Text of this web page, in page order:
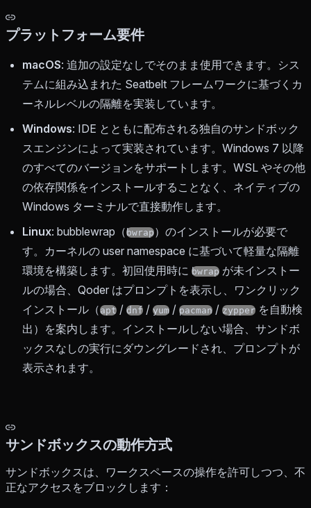
プラットフォーム要件
macOS: 追加の設定なしでそのまま使用できます。シス
テムに組み込まれた Seatbelt フレームワークに基づくカ
ーネルレベルの隔離を実装しています。
Windows: IDE とともに配布される独自のサンドボック
スエンジンによって実装されています。Windows 7 以降
のすべてのバージョンをサポートします。WSL やその他
の依存関係をインストールすることなく、ネイティブの
Windows ターミナルで直接動作します。
Linux: bubblewrap（bwrap）のインストールが必要で
す。カーネルの user namespace に基づいて軽量な隔離
環境を構築します。初回使用時に bwrap が未インストー
ルの場合、Qoder はプロンプトを表示し、ワンクリック
インストール（apt / dnf / yum / pacman / zypper を自動検
出）を案内します。インストールしない場合、サンドボ
ックスなしの実行にダウングレードされ、プロンプトが
表示されます。
サンドボックスの動作方式
サンドボックスは、ワークスペースの操作を許可しつつ、不
正なアクセスをブロックします：